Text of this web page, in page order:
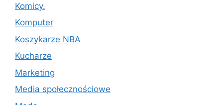
Komicy.
Komputer
Koszykarze NBA
Kucharze
Marketing
Media społecznościowe